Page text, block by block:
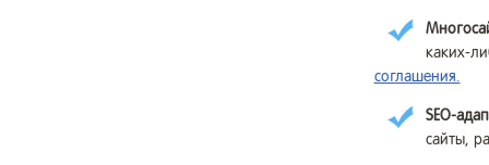
каких-
соглашения.
SEO-
сайты,